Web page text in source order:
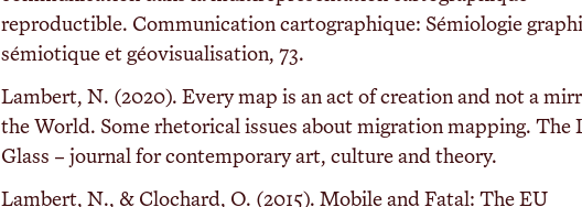
reproductible. Communication cartographique: Sémiologie
sémiotique et géovisualisation, 73.
Lambert, N. (2020). Every map is an act of creation and not a
the World. Some rhetorical issues about migration mapping. The
Glass – journal for contemporary art, culture and theory.
Lambert, N., & Clochard, O. (2015). Mobile and Fatal: The EU